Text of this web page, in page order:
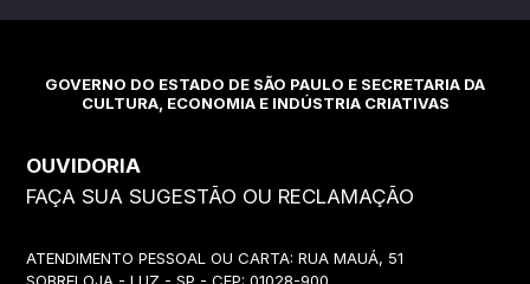
GOVERNO DO ESTADO DE SÃO PAULO E SECRETARIA DA
CULTURA, ECONOMIA E INDÚSTRIA CRIATIVAS
OUVIDORIA
FAÇA SUA SUGESTÃO OU RECLAMAÇÃO
ATENDIMENTO PESSOAL OU CARTA: RUA MAUÁ, 51